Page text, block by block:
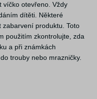
víčko otevřeno. Vždy
dítěti. Některé
produktu. Toto
použitím zkontrolujte, zda
a při známkách
trouby nebo mrazničky.